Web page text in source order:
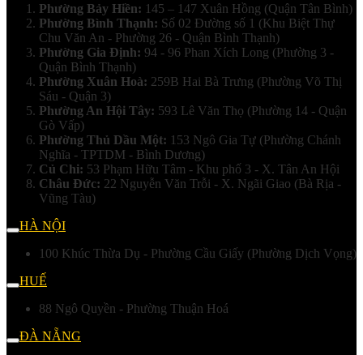
Phường Bảy Hiền: 145 – 147 Xuân Hồng (Quận Tân Bình)
Phường Bình Thạnh: Số 02 Đường số 1 (Khu Biệt Thự
Chu Văn An - Phường 26 - Quận Bình Thạnh)
Phường Gia Định: 94 - 96 Phan Xích Long (Phường 3 -
Quận Bình Thạnh)
Phường Xuân Hoà: 259B Hai Bà Trưng (Phường Võ Thị
Sáu - Quận 3)
Phường An Hội Tây: 593 Lê Văn Thọ (Phường 14 - Quận
Gò Vấp)
Phường Thủ Dầu Một: 153 Ngô Gia Tự (Phường Chánh
Nghĩa - TPTDM - Bình Dương)
Củ Chi: 53 Phạm Hữu Tâm - Khu phố 3 - X. Tân An Hội
Châu Đức: 22 Nguyễn Văn Trỗi - X. Ngãi Giao (Bà Rịa -
Vũng Tàu)
HÀ NỘI
100 Khúc Thừa Dụ - Phường Cầu Giấy (Phường Dịch Vọng)
HUẾ
88 Ngô Quyền - Phường Thuận Hoá
ĐÀ NẴNG